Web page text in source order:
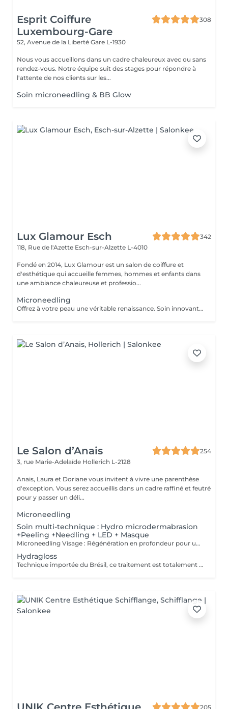
Esprit Coiffure
Luxembourg-Gare
308
52, Avenue de la Liberté Gare L-1930
Nous vous accueillons dans un cadre chaleureux avec ou sans
rendez-vous. Notre équipe suit des stages pour répondre à
l'attente de nos clients sur les...
Soin microneedling & BB Glow
Lux Glamour Esch
342
118, Rue de l'Azette Esch-sur-Alzette L-4010
Fondé en 2014, Lux Glamour est un salon de coiffure et
d'esthétique qui accueille femmes, hommes et enfants dans
une ambiance chaleureuse et professio...
Microneedling
Offrez à votre peau une véritable renaissance. Soin innovant utilisant de fines micro-aiguilles pour stimuler le collagène et le renouvellement de la peau. Il améliore la texture, ravive l'éclat du teint et aide à corriger les imperfections pour une peau visiblement plus belle et revitalisée.
Le Salon d’Anais
254
3, rue Marie-Adelaïde Hollerich L-2128
Anais, Laura et Doriane vous invitent à vivre une parenthèse
d'exception. Vous serez accueillis dans un cadre raffiné et feutré
pour y passer un déli...
Microneedling
Soin multi-technique : Hydro microdermabrasion
+Peeling +Needling + LED + Masque
Microneedling Visage : Régénération en profondeur pour une peau visiblement transformée Le microneedling est un soin de revitalisation cutanée non invasif qui consiste à créer de microperforations contrôlées à l'aide d'un stylo électrique doté de fines aiguilles stériles. Ces microperforations stimulent naturellement la production de collagène et d'élastine, déclenchant un processus de régénération cellulaire intense. AVANTAGES DU SOIN - Atténue les ridules et les rides - Réduit les cicatrices d'acné et les imperfections - Améliore la fermeté et l'élasticité de la peau - Estompe les taches pigmentaires et le teint irrégulier - Resserre les pores dilatés - Apporte de l'éclat et un effet peau neuve Le microneedling peut être personnalisé selon les besoins grâce à l'application de sérums ciblés (acide hyaluronique, vitamine C, peptides, etc.) qui pénètrent plus profondément grâce aux microcanaux créés. CONTRE INDICATIONS - Grossesse, allaitement - Pas d'exposition solaire 48h avant et 7 jours après le soin - Traitement lourd par chimio (attendre 1 an) et par antibiotique ou Roaccutane et dérivé (attendre 6 mois) - Prise d'anticoagulant - Maladie auto-immune (diabète, maladie mal contrôlée, ...) - Injection botox (attendre 2 semaines) et de produits de comblement (attendre 4 semaines) - Prise d'anti-inflammatoire pendant plus de 5 jours - Acné active - Cicatrices chéloïdes
Hydragloss
Technique importée du Brésil, ce traitement est totalement personnalisé. Peu invasif, il est profond et spécifiquement conçu pour les lèvres. Ce soin consiste à faire pénétrer des actifs dont l'acide hyaluronique pour donner du volume, combler, repulper, hydrater et nourrir les lèvres, à l'aide de micro ou nano aiguilles qui grâce à leur passage dans la lèvre, permettent de stimuler le métabolisme de régénération cellulaire, favorisant ainsi la synthèse naturelle de collagène et élastine.
205